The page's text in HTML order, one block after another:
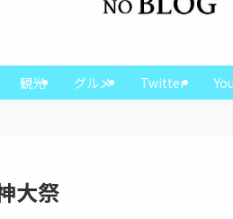
観光 グルメ Twitter
大祭